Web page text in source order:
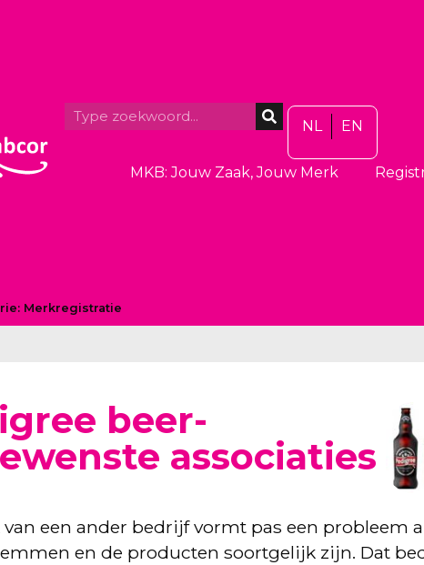
NL EN
MKB: Jouw Zaak, Jouw Merk
Merkregistratie
beer-
associaties
een ander bedrijf vormt pas een probleem
en de producten soortgelijk zijn. Dat